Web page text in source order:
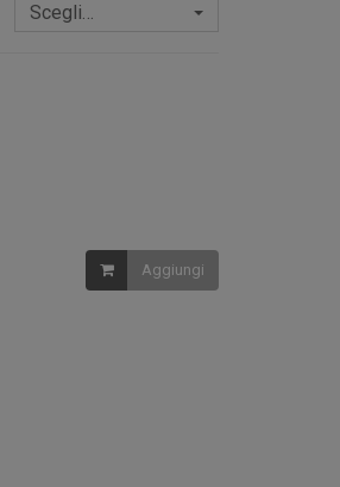
Scegli…
Aggiungi